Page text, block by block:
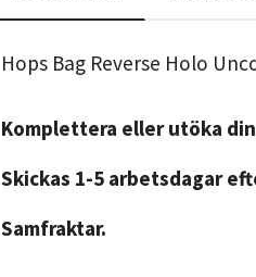
Hops Bag Reverse Holo
Komplettera eller utöka
Skickas 1-5 arbetsdagar
Samfraktar.